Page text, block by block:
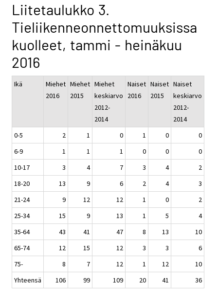
Liitetaulukko 3.
Tieliikenneonnettomuuksissa
kuolleet, tammi - heinäkuu
2016
Ikä
Miehet
2016
Miehet
2015
Miehet
keskiarvo
2012-
2014
Naiset
2016
Naiset
2015
Naiset
keskiarvo
2012-
2014
0-5
2 1 0 1 0
0
6-9
1 1 1 0 0
0
10-17
3 4 7 3 4
2
18-20
13 9 6 2 4
3
21-24
9 12 12 1 0
2
25-34
15 9 13 1 5
4
35-64
43 41 47 8 13
10
65-74
12 15 12 3 3
6
75-
8 7 12 1 12
10
Yhteensä
106 99 109 20 41 36